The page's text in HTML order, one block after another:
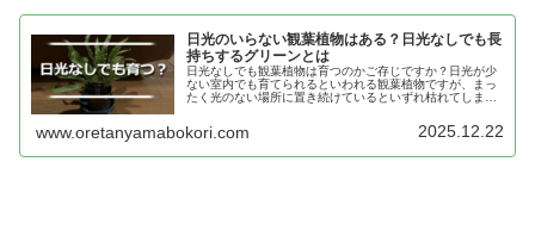
日光のいらない観葉植物はある？日光なしでも長
持ちするグリーンとは
日光なしでも観葉植物は育つのかご存じですか？日光が少
ない室内でも育てられるといわれる観葉植物ですが、まっ
たく光のない場所に置き続けているといずれ枯れてしまい
www.oretanyamabokori.com 2025.12.22